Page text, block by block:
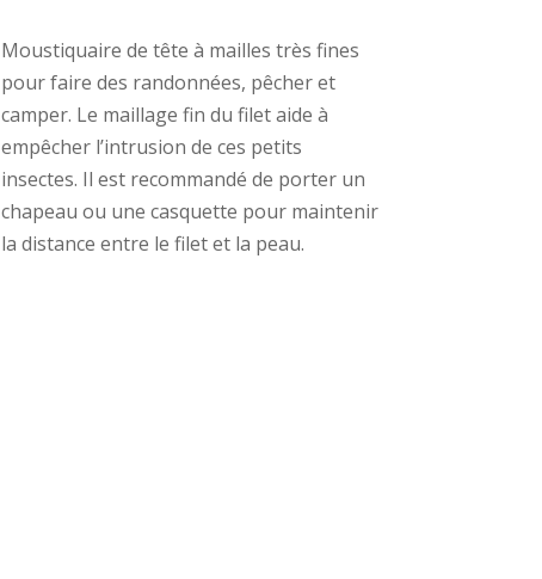
Moustiquaire de tête à mailles très fines
pour faire des randonnées, pêcher et
camper. Le maillage fin du filet aide à
empêcher l’intrusion de ces petits
insectes. Il est recommandé de porter un
chapeau ou une casquette pour maintenir
la distance entre le filet et la peau.